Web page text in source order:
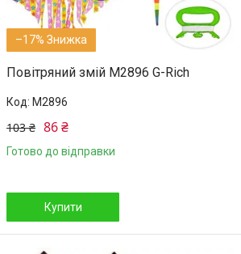
–17%
Повітряний змій M2896 G-Rich
M2896
103 ₴ 86 ₴
Готово до відправки
Купити